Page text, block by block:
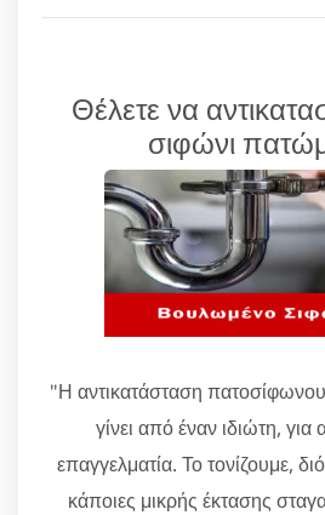
Θέλετε να
σιφώνι
"Η αντικατάσταση πατοσίφωνου
γίνει από έναν ιδιώτη, για
επαγγελματία. Το τονίζουμε,
κάποιες μικρής έκτασης